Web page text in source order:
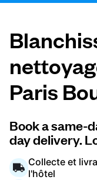
Prix et
À propos
Pour les
Paris
Book a same-
day delivery.
Collecte et
l'hôtel